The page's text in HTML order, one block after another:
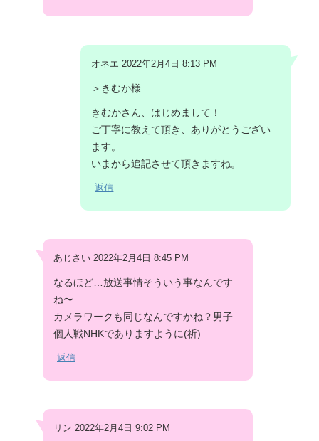
オネエ 2022年2月4日 8:13 PM
＞きむか様
きむかさん、はじめまして！
ご丁寧に教えて頂き、ありがとうござい
ます。
いまから追記させて頂きますね。
返信
あじさい 2022年2月4日 8:45 PM
なるほど…放送事情そういう事なんです
ね〜
カメラワークも同じなんですかね？男子
個人戦NHKでありますように(祈)
返信
リン 2022年2月4日 9:02 PM